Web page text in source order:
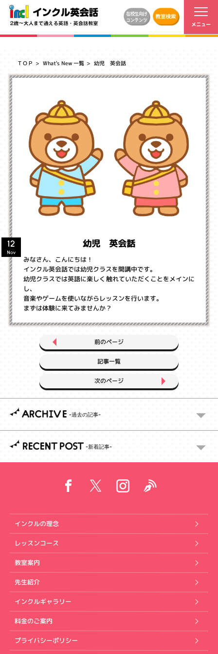
ＴＯＰ What's New 一覧 幼児 英会話
幼児 英会話
12
Nov
みなさん、こんにちは！
インクル英会話では幼児クラスを開講中です。
幼児クラスでは英語に楽しく触れていただくことをメインに
し、
音楽やゲームを使いながらレッスンを行います。
まずは体験に来てみませんか？
前のページ
記事一覧
次のページ
ARCHIVE
RECENT POST
インクルの理念
レッスンコース
教室案内
先生紹介
インクルギャラリー
料金のご案内
プライバシーポリシー